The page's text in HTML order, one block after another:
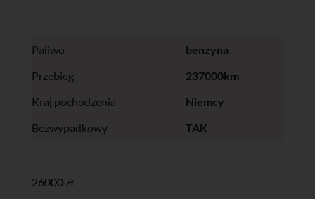
Paliwo
benzyna
Przebieg
237000km
Kraj pochodzenia
Niemcy
Bezwypadkowy
TAK
26000 zł